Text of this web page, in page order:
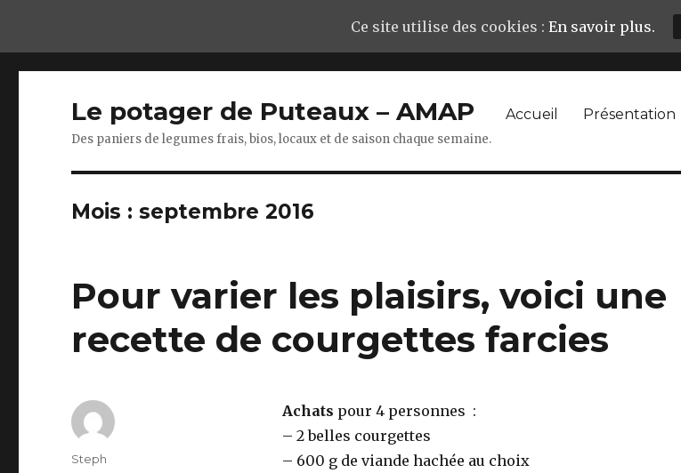
Le potager de Puteaux – AMAP
Des paniers de legumes frais, bios, locaux et de saison chaque semaine.
Accueil Présentation
Mois : septembre 2016
Pour varier les plaisirs, voici une
recette de courgettes farcies
Achats pour 4 personnes :
– 2 belles courgettes
– 600 g de viande hachée au choix
Auteur
Steph
Ce site utilise des cookies : En savoir plus.